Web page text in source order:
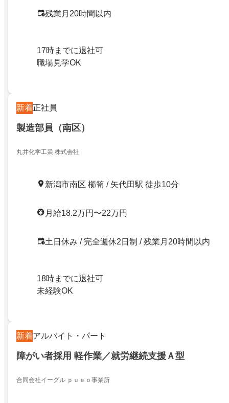
残業月20時間以内
17時までに退社可
職場見学OK
新着正社員
製造部員（南区）
丸井化学工業 株式会社
新潟市南区 櫛笥 / 矢代田駅 徒歩10分
月給18.2万円〜22万円
土日休み / 完全週休2日制 / 残業月20時間以内
18時までに退社可
未経験OK
新着アルバイト・パート
障がい者採用 軽作業／就労継続支援Ａ型
合同会社イーグル ｐｕｅｏ事業所